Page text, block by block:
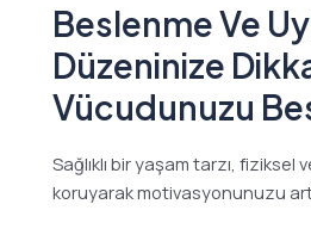
Beslenme Ve
Düzeninize
Vücudunuzu
Sağlıklı bir yaşam tarzı, fiziksel
koruyarak motivasyonunuzu